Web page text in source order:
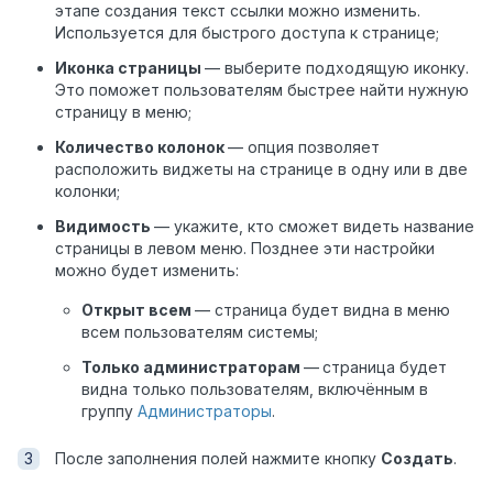
этапе создания текст ссылки можно изменить.
Используется для быстрого доступа к странице;
Иконка страницы — выберите подходящую иконку.
Это поможет пользователям быстрее найти нужную
страницу в меню;
Количество колонок— опция позволяет
расположить виджеты на странице в одну или в две
колонки;
Видимость — укажите, кто сможет видеть название
страницы в левом меню. Позднее эти настройки
можно будет изменить:
Открыт всем — страница будет видна в меню
всем пользователям системы;
Только администраторам —страница будет
видна только пользователям, включённым в
группу Администраторы.
После заполнения полей нажмите кнопку Создать.